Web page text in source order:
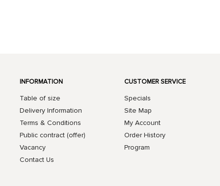
INFORMATION
Table of size
Delivery Information
Terms & Conditions
Public contract (offer)
Vacancy
Contact Us
CUSTOMER SERVICE
Specials
Site Map
My Account
Order History
Program